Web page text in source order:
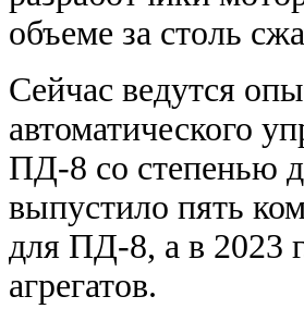
объеме за столь
Сейчас ведутся
автоматического
ПД-8 со степенью
выпустило пять
для ПД-8, а в 2023
агрегатов.